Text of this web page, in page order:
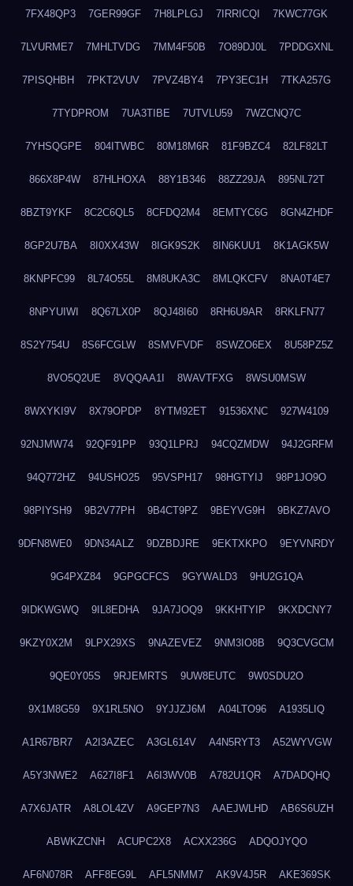
7FX48QP3 7GER99GF 7H8LPLGJ 7IRRICQI 7KWC77GK
7LVURME7 7MHLTVDG 7MM4F50B 7O89DJ0L 7PDDGXNL
7PISQHBH 7PKT2VUV 7PVZ4BY4 7PY3EC1H 7TKA257G
7TYDPROM 7UA3TIBE 7UTVLU59 7WZCNQ7C
7YHSQGPE 804ITWBC 80M18M6R 81F9BZC4 82LF82LT
866X8P4W 87HLHOXA 88Y1B346 88ZZ29JA 895NL72T
8BZT9YKF 8C2C6QL5 8CFDQ2M4 8EMTYC6G 8GN4ZHDF
8GP2U7BA 8I0XX43W 8IGK9S2K 8IN6KUU1 8K1AGK5W
8KNPFC99 8L74O55L 8M8UKA3C 8MLQKCFV 8NA0T4E7
8NPYUIWI 8Q67LX0P 8QJ48I60 8RH6U9AR 8RKLFN77
8S2Y754U 8S6FCGLW 8SMVFVDF 8SWZO6EX 8U58PZ5Z
8VO5Q2UE 8VQQAA1I 8WAVTFXG 8WSU0MSW
8WXYKI9V 8X79OPDP 8YTM92ET 91536XNC 927W4109
92NJMW74 92QF91PP 93Q1LPRJ 94CQZMDW 94J2GRFM
94Q772HZ 94USHO25 95VSPH17 98HGTYIJ 98P1JO9O
98PIYSH9 9B2V77PH 9B4CT9PZ 9BEYVG9H 9BKZ7AVO
9DFN8WE0 9DN34ALZ 9DZBDJRE 9EKTXKPO 9EYVNRDY
9G4PXZ84 9GPGCFCS 9GYWALD3 9HU2G1QA
9IDKWGWQ 9IL8EDHA 9JA7JOQ9 9KKHTYIP 9KXDCNY7
9KZY0X2M 9LPX29XS 9NAZEVEZ 9NM3IO8B 9Q3CVGCM
9QE0Y05S 9RJEMRTS 9UW8EUTC 9W0SDU2O
9X1M8G59 9X1RL5NO 9YJJZJ6M A04LTO96 A1935LIQ
A1R67BR7 A2I3AZEC A3GL614V A4N5RYT3 A52WYVGW
A5Y3NWE2 A627I8F1 A6I3WV0B A782U1QR A7DADQHQ
A7X6JATR A8LOL4ZV A9GEP7N3 AAEJWLHD AB6S6UZH
ABWKZCNH ACUPC2X8 ACXX236G ADQOJYQO
AF6N078R AFF8EG9L AFL5NMM7 AK9V4J5R AKE369SK